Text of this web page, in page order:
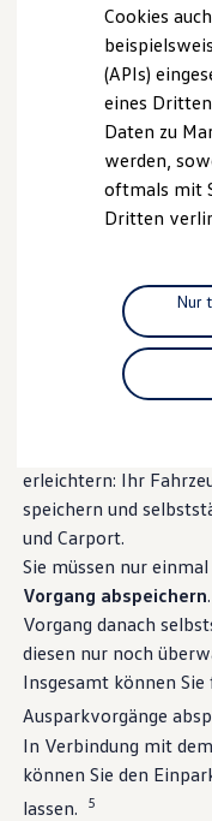
GTI
Fußball
we drive
#wedriveproud
Besitzer und Service
Software
Service und
Zubehör
Schutz
Digitale
Handy
Über Ihr Auto
Warn-
Digitale
Live
Magazin
Memory-
erleichtern: Ihr
speichern und
und Carport.
Sie müssen nur
Vorgang abspeichern
Vorgang danach
diesen nur noch
Insgesamt können
Ausparkvorgänge
In Verbindung mit
können Sie den
lassen.
5
Cookies
(APIs)
eines
Daten zu
werden,
oftmals mit
Dritten
Nur